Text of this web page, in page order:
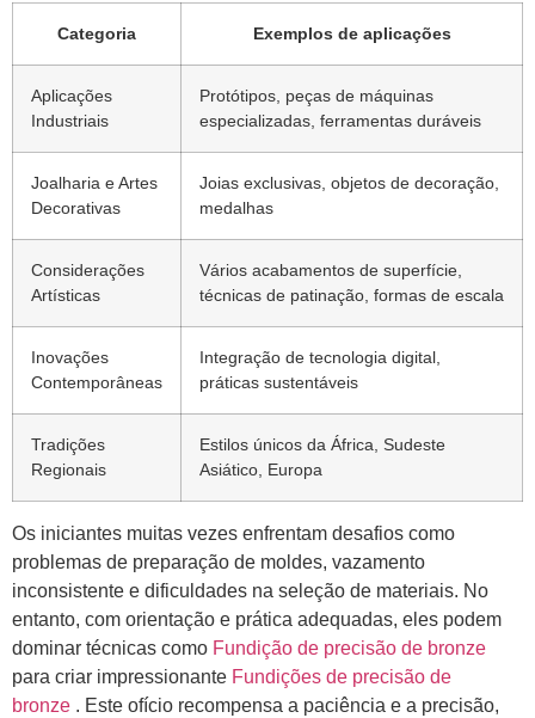
Categoria Exemplos de aplicações
Aplicações
Industriais
Protótipos, peças de máquinas
especializadas, ferramentas duráveis
Joalharia e Artes
Decorativas
Joias exclusivas, objetos de decoração,
medalhas
Considerações
Artísticas
Vários acabamentos de superfície,
técnicas de patinação, formas de escala
Inovações
Contemporâneas
Integração de tecnologia digital,
práticas sustentáveis
Tradições
Regionais
Estilos únicos da África, Sudeste
Asiático, Europa
Os iniciantes muitas vezes enfrentam desafios como
problemas de preparação de moldes, vazamento
inconsistente e dificuldades na seleção de materiais. No
entanto, com orientação e prática adequadas, eles podem
dominar técnicas como Fundição de precisão de bronze
para criar impressionante Fundições de precisão de
bronze . Este ofício recompensa a paciência e a precisão,